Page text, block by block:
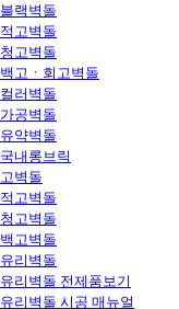
블랙벽돌
적고벽돌
청고벽돌
백고ㆍ회고벽돌
컬러벽돌
가공벽돌
유약벽돌
국내롱브릭
고벽돌
적고벽돌
청고벽돌
백고벽돌
유리벽돌
유리벽돌 전제품보기
유리벽돌 시공 매뉴얼